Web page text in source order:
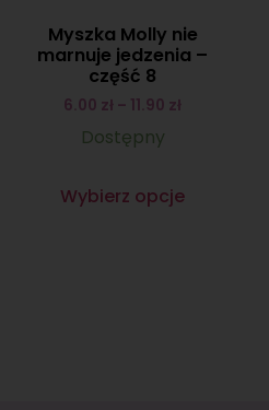
Myszka Molly nie
marnuje jedzenia –
część 8
6.00 zł – 11.90 zł
Dostępny
Wybierz opcje